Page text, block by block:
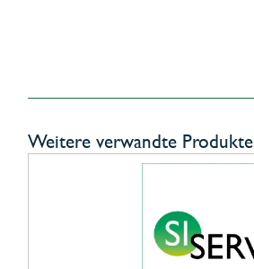
Weitere verwandte Produkte